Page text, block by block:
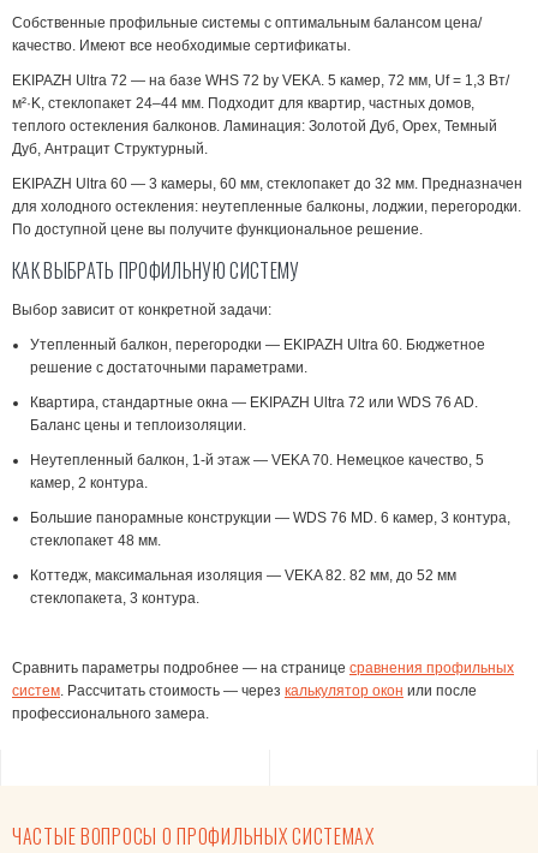
Собственные профильные системы с оптимальным балансом цена/
качество. Имеют все необходимые сертификаты.
EKIPAZH Ultra 72 — на базе WHS 72 by VEKA. 5 камер, 72 мм, Uf = 1,3 Вт/
м²·K, стеклопакет 24–44 мм. Подходит для квартир, частных домов,
теплого остекления балконов. Ламинация: Золотой Дуб, Орех, Темный
Дуб, Антрацит Структурный.
EKIPAZH Ultra 60 — 3 камеры, 60 мм, стеклопакет до 32 мм. Предназначен
для холодного остекления: неутепленные балконы, лоджии, перегородки.
По доступной цене вы получите функциональное решение.
КАК ВЫБРАТЬ ПРОФИЛЬНУЮ СИСТЕМУ
Выбор зависит от конкретной задачи:
Утепленный балкон, перегородки — EKIPAZH Ultra 60. Бюджетное
решение с достаточными параметрами.
Квартира, стандартные окна — EKIPAZH Ultra 72 или WDS 76 AD.
Баланс цены и теплоизоляции.
Неутепленный балкон, 1-й этаж — VEKA 70. Немецкое качество, 5
камер, 2 контура.
Большие панорамные конструкции — WDS 76 MD. 6 камер, 3 контура,
стеклопакет 48 мм.
Коттедж, максимальная изоляция — VEKA 82. 82 мм, до 52 мм
стеклопакета, 3 контура.
Сравнить параметры подробнее — на странице сравнения профильных
систем. Рассчитать стоимость — через калькулятор окон или после
профессионального замера.
ЧАСТЫЕ ВОПРОСЫ О ПРОФИЛЬНЫХ СИСТЕМАХ